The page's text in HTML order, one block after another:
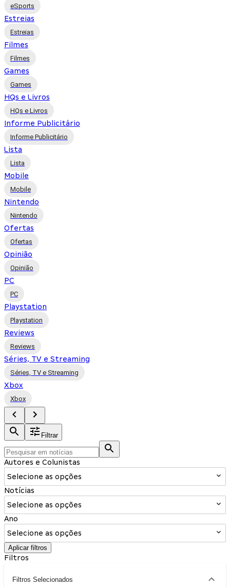
eSports
Estreias
Estreias
Filmes
Filmes
Games
Games
HQs e Livros
HQs e Livros
Informe Publicitário
Informe Publicitário
Lista
Lista
Mobile
Mobile
Nintendo
Nintendo
Ofertas
Ofertas
Opinião
Opinião
PC
PC
Playstation
Playstation
Reviews
Reviews
Séries, TV e Streaming
Séries, TV e Streaming
Xbox
Xbox
Filtrar
Autores e Colunistas
Selecione as opções
Notícias
Selecione as opções
Ano
Selecione as opções
Aplicar filtros
Filtros
Filtros Selecionados